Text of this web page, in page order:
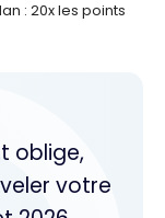
: 20x les points
oblige,
votre